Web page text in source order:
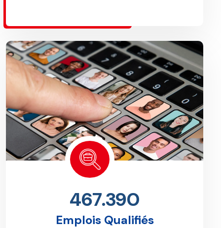
467.390
Emplois Qualifiés